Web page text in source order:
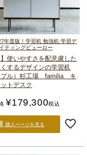
年度版！ 学習机 勉強机 学習デ
ティングビューロー
】使いやすさを配意慮した
するデザインの学習机
ル） 杉工場 familia キ
トデスク
¥179,300税込
購入ページを見る